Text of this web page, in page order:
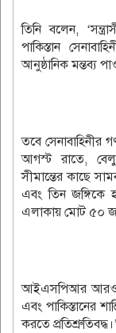
তিনি বলেন,
পাকিস্তান
আনুষ্ঠানিক মন্তব্য
তবে
আগস্ট রাতে,
সীমান্তের কাছে
এবং তিন
এলাকায় মোট ৫০
আইএসপিআর আরও
এবং পাকিস্তানের
করতে প্রতিশ্রুতিবদ্ধ।’